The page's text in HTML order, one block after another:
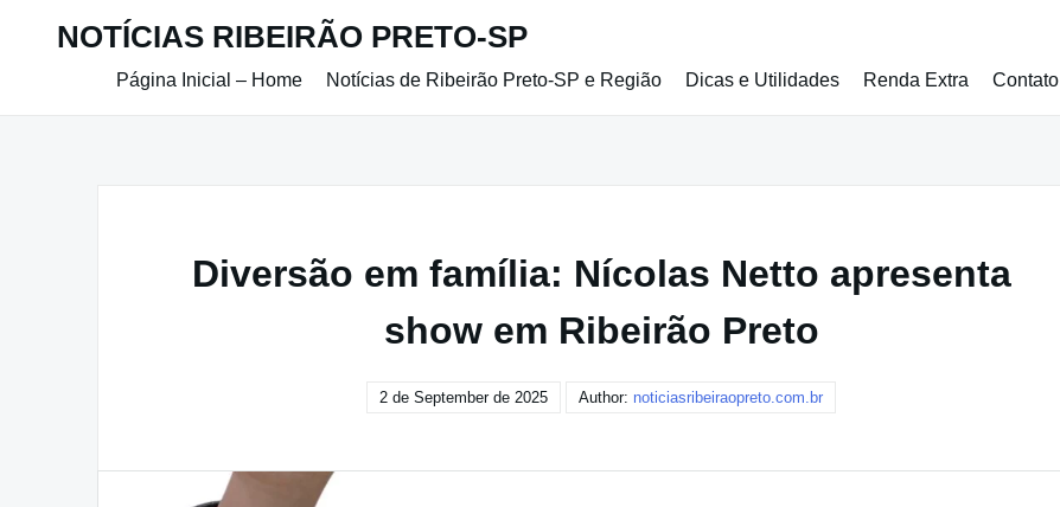
NOTÍCIAS RIBEIRÃO PRETO-SP
Página Inicial – Home Notícias de Ribeirão Preto-SP e Região Dicas e Utilidades Renda Extra Contato
Diversão em família: Nícolas Netto apresenta
show em Ribeirão Preto
2 de September de 2025 Author: noticiasribeiraopreto.com.br